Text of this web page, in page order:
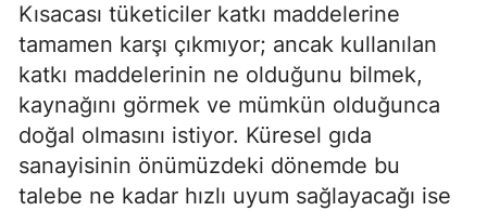
Kısacası tüketiciler katkı maddelerine
tamamen karşı çıkmıyor; ancak kullanılan
katkı maddelerinin ne olduğunu bilmek,
kaynağını görmek ve mümkün olduğunca
doğal olmasını istiyor. Küresel gıda
sanayisinin önümüzdeki dönemde bu
talebe ne kadar hızlı uyum sağlayacağı ise